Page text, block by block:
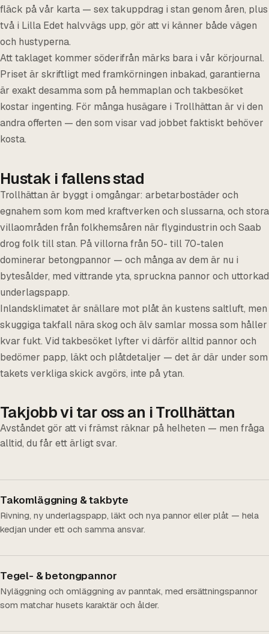
fläck på vår karta — sex takuppdrag i stan genom åren, plus
två i Lilla Edet halvvägs upp, gör att vi känner både vägen
och hustyperna.
Att taklaget kommer söderifrån märks bara i vår körjournal.
Priset är skriftligt med framkörningen inbakad, garantierna
är exakt desamma som på hemmaplan och takbesöket
kostar ingenting. För många husägare i Trollhättan är vi den
andra offerten — den som visar vad jobbet faktiskt behöver
kosta.
Hustak i fallens stad
Trollhättan är byggt i omgångar: arbetarbostäder och
egnahem som kom med kraftverken och slussarna, och stora
villaområden från folkhemsåren när flygindustrin och Saab
drog folk till stan. På villorna från 50- till 70-talen
dominerar betongpannor — och många av dem är nu i
bytesålder, med vittrande yta, spruckna pannor och uttorkad
underlagspapp.
Inlandsklimatet är snällare mot plåt än kustens saltluft, men
skuggiga takfall nära skog och älv samlar mossa som håller
kvar fukt. Vid takbesöket lyfter vi därför alltid pannor och
bedömer papp, läkt och plåtdetaljer — det är där under som
takets verkliga skick avgörs, inte på ytan.
Takjobb vi tar oss an i Trollhättan
Avståndet gör att vi främst räknar på helheten — men fråga
alltid, du får ett ärligt svar.
Takomläggning & takbyte
Rivning, ny underlagspapp, läkt och nya pannor eller plåt — hela
kedjan under ett och samma ansvar.
Tegel- & betongpannor
Nyläggning och omläggning av panntak, med ersättningspannor
som matchar husets karaktär och ålder.